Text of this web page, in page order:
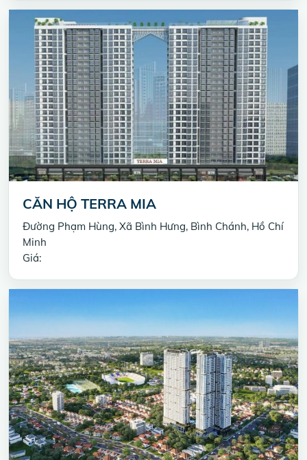
CĂN HỘ TERRA MIA
Đường Phạm Hùng, Xã Bình Hưng, Bình Chánh, Hồ Chí
Minh
Giá: